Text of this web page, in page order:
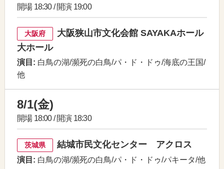
開場 18:30 / 開演 19:00
大阪府
大阪狭山市文化会館 SAYAKAホール
大ホール
演目: 白鳥の湖/瀕死の白鳥/パ・ド・ドゥ/海底の王国/
他
8/1(金)
開場 18:00 / 開演 18:30
茨城県 結城市民文化センター アクロス
演目: 白鳥の湖/瀕死の白鳥/パ・ド・ドゥ/パキータ/他